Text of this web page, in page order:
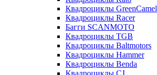
Квадроциклы GreenCamel
Квадроциклы Racer
Багги SCANMOTO
Квадроциклы TGB
Квадроциклы Baltmotors
Квадроциклы Hammer
Квадроциклы Benda
Квадроциклы CJ